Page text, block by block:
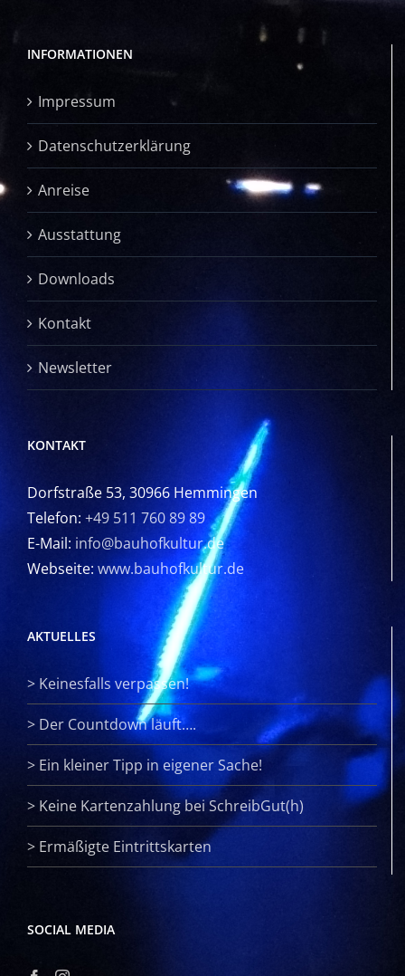
INFORMATIONEN
Impressum
Datenschutzerklärung
Anreise
Ausstattung
Downloads
Kontakt
Newsletter
KONTAKT
Dorfstraße 53, 30966 Hemmingen
Telefon: +49 511 760 89 89
E-Mail: info@bauhofkultur.de
Webseite: www.bauhofkultur.de
AKTUELLES
> Keinesfalls verpassen!
> Der Countdown läuft….
> Ein kleiner Tipp in eigener Sache!
> Keine Kartenzahlung bei SchreibGut(h)
> Ermäßigte Eintrittskarten
SOCIAL MEDIA